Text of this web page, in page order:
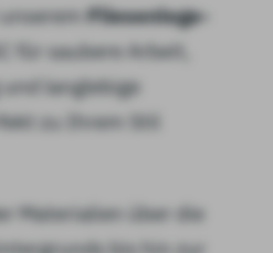
Fliesenlege-
für saubere Arbeit,
langlebige
zu Ihrem Stil
Materialien über die